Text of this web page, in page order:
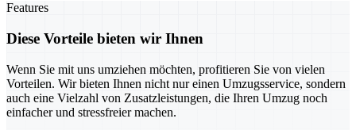
Features
Diese Vorteile bieten wir Ihnen
Wenn Sie mit uns umziehen möchten, profitieren Sie von vielen
Vorteilen. Wir bieten Ihnen nicht nur einen Umzugsservice, sondern
auch eine Vielzahl von Zusatzleistungen, die Ihren Umzug noch
einfacher und stressfreier machen.